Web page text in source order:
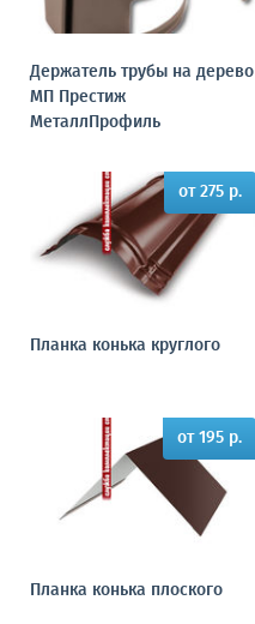
Держатель трубы на дерево
МП Престиж
МеталлПрофиль
от 275 р.
Планка конька круглого
от 195 р.
Планка конька плоского